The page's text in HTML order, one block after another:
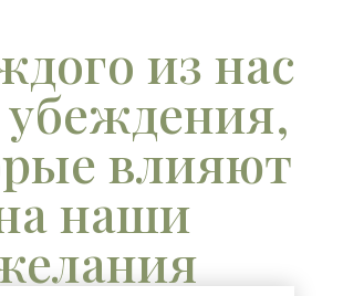
из нас
убеждения,
влияют
наши